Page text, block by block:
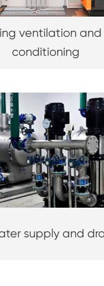
ventilation and
conditioning
supply and